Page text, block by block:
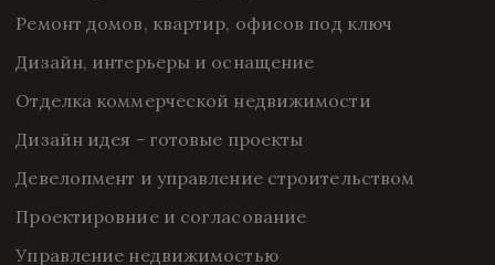
Ремонт домов, квартир, офисов под ключ
Дизайн, интерьеры и оснащение
Отделка коммерческой недвижимости
Дизайн идея - готовые проекты
Девелопмент и управление строительством
Проектировние и согласование
Управление недвижимостью